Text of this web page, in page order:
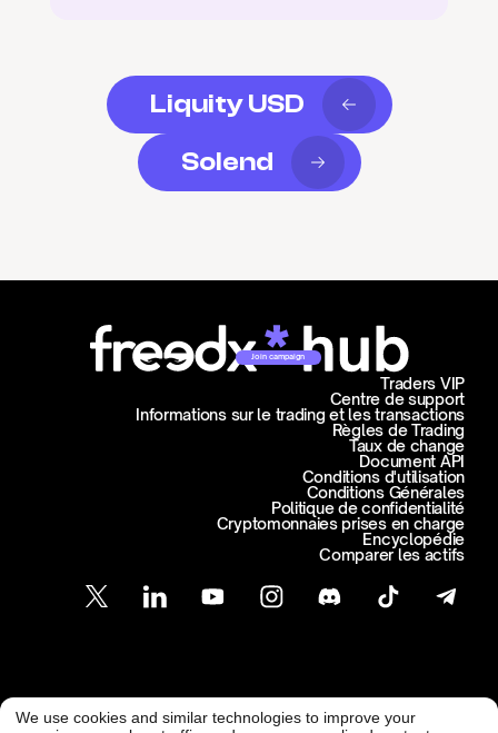
Liquity USD
Solend
Join campaign
Centre de support
Informations sur le trading et les transactions
Traders VIP
Règles de Trading
Taux de change
Document API
Conditions d'utilisation
Conditions Générales
Politique de confidentialité
Cryptomonnaies prises en charge
Encyclopédie
Comparer les actifs
Support Client
We use cookies and similar technologies to improve your